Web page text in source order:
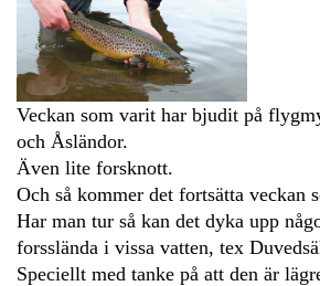
Veckan som varit har bjudit på
och Åsländor.
Även lite forsknott.
Och så kommer det fortsätta veckan
Har man tur så kan det dyka upp
forsslända i vissa vatten, tex
Speciellt med tanke på att den är